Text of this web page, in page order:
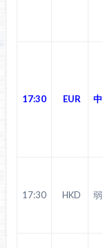
17:30 EUR 中
17:30 HKD 弱